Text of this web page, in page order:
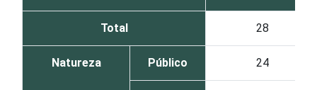
Total 28
Natureza Público 24